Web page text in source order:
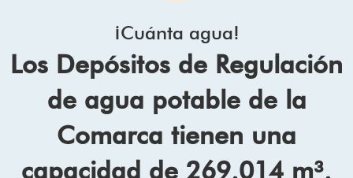
¡Cuánta agua!
Los Depósitos de Regulación
de agua potable de la
Comarca tienen una
capacidad de 269.014 m³.